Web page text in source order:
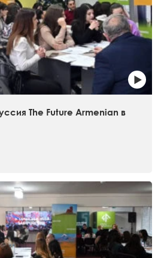
The Future Armenian в